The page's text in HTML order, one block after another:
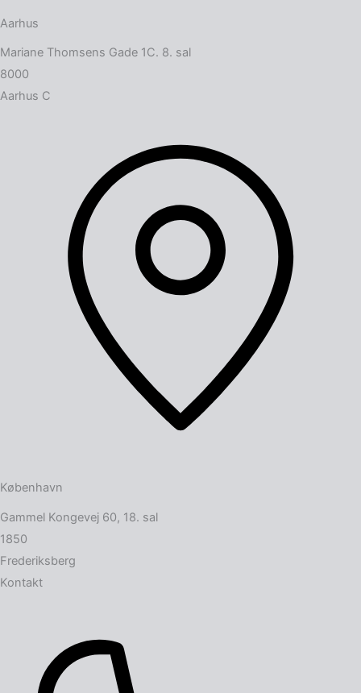
Aarhus
Mariane Thomsens Gade 1C. 8. sal
8000
Aarhus C
København
Gammel Kongevej 60, 18. sal
1850
Frederiksberg
Kontakt